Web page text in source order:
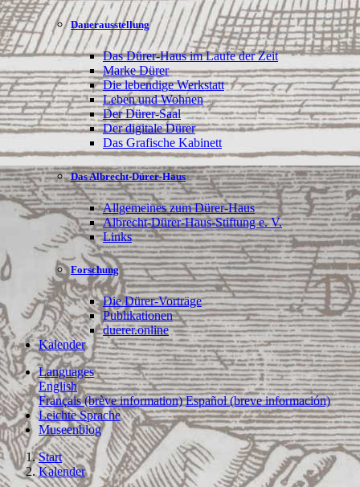
Dauerausstellung
Das Dürer-Haus im Laufe der Zeit
Marke Dürer
Die lebendige Werkstatt
Leben und Wohnen
Der Dürer-Saal
Der digitale Dürer
Das Grafische Kabinett
Das Albrecht-Dürer-Haus
Allgemeines zum Dürer-Haus
Albrecht-Dürer-Haus-Stiftung e. V.
Links
Forschung
Die Dürer-Vorträge
Publikationen
duerer.online
Kalender
Languages
English
Français (brève information) Español (breve información)
Leichte Sprache
Museenblog
Start
Kalender